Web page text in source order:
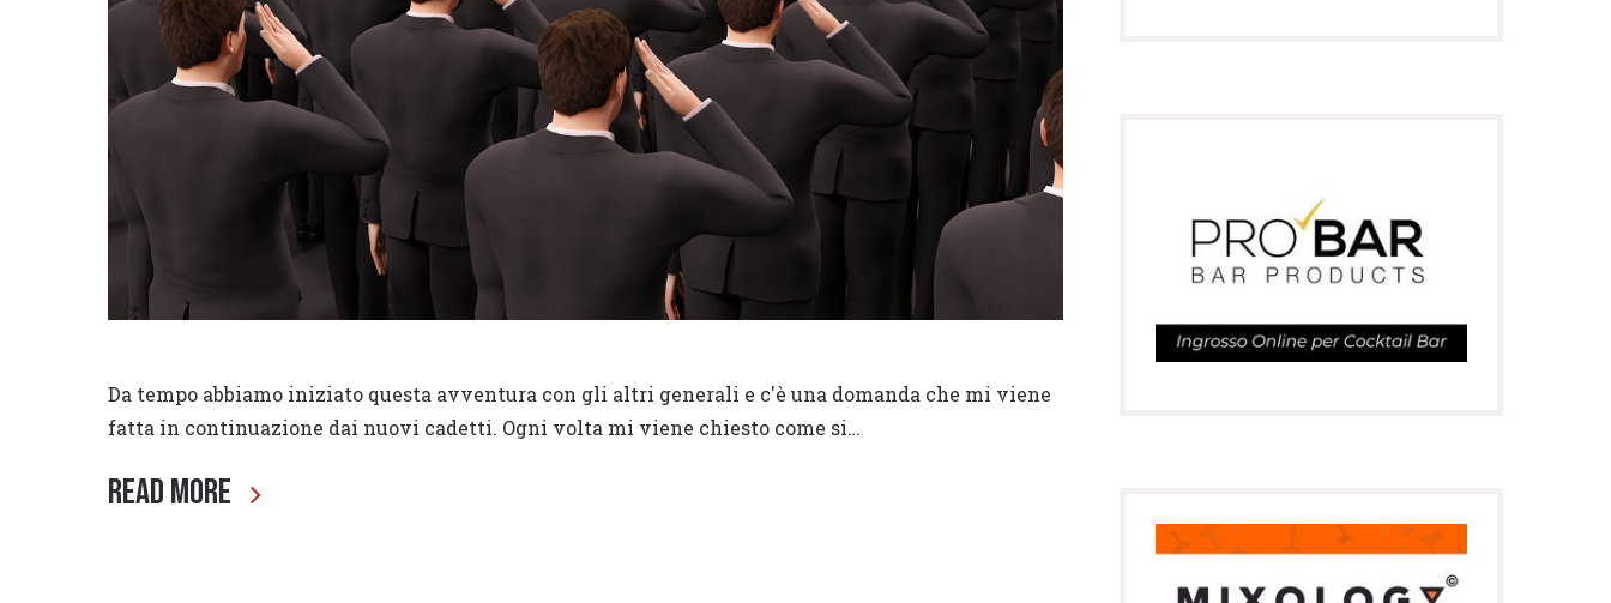
Da tempo abbiamo iniziato questa avventura con gli altri generali e c'è una domanda che mi viene
fatta in continuazione dai nuovi cadetti. Ogni volta mi viene chiesto come si…
Read More